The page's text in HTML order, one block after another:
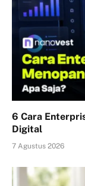
6 Cara
Digital
7 Agustus 2026